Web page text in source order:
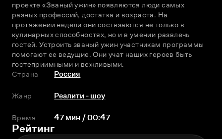
проекте «Званый ужин» появляются люди самых
разных профессий, достатка и возраста. На
протяжении недели они состязаются не только в
кулинарных способностях, но и в умении развлечь
гостей. Устроить званый ужин участникам программы
помогают ее ведущие. Они учат наших героев быть
гостеприимными и вежливыми.
Страна
Россия
Жанр Реалити - шоу
Время 47 мин / 00:47
Рейтинг